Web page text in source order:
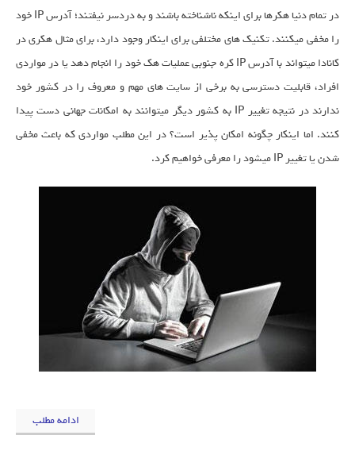
در تمام دنیا هکرها برای اینکه ناشناخته باشند و به دردسر نیفتند؛ آدرس IP خود
را مخفی میکنند. تکنیک های مختلفی برای اینکار وجود دارد، برای مثال هکری در
کانادا میتواند با آدرس IP کره جنوبی عملیات هک خود را انجام دهد یا در مواردی
افراد، قابلیت دسترسی به برخی از سایت های مهم و معروف را در کشور خود
ندارند در نتیجه تغییر IP به کشور دیگر میتوانند به امکانات جهانی دست پیدا
کنند. اما اینکار چگونه امکان پذیر است؟ در این مطلب مواردی که باعث مخفی
شدن یا تغییر IP میشود را معرفی خواهیم کرد.
ادامه مطلب